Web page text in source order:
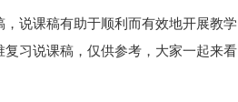
说课稿有助于顺利而有效地开展教学
习说课稿，仅供参考，大家一起来看